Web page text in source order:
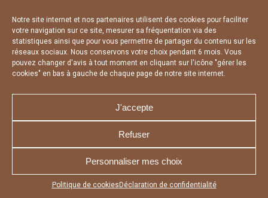
Notre site internet et nos partenaires utilisent des cookies pour faciliter
votre navigation sur ce site, mesurer sa fréquentation via des
statistiques ainsi que pour vous permettre de partager du contenu sur les
réseaux sociaux. Nous conservons votre choix pendant 6 mois. Vous
pouvez changer d'avis à tout moment en cliquant sur l'icône "gérer les
cookies" en bas à gauche de chaque page de notre site internet.
J'accepte
Refuser
Personnaliser mes choix
Politique de cookies Déclaration de confidentialité
Appuyez sur le bouton partager en bas de votre
CHARTE DE CONFIDENTIALITÉ
DÉCLARATION DE CONFIDENTIALITÉ
POLITIQUE D’UTILISATION DES COOKIES
RÉALISÉ PAR L’AGENCE WEB A3 WEB